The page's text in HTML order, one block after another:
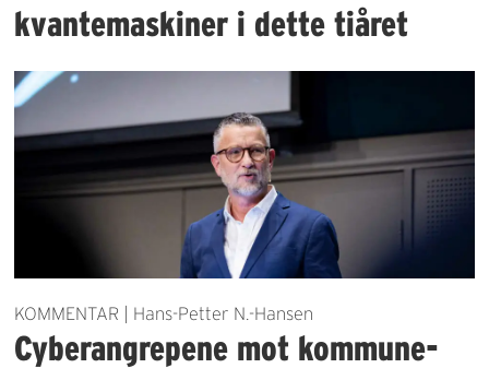
kvantemaskiner i dette tiåret
KOMMENTAR | Hans-Petter N.-Hansen
Cyberangrepene mot kommune-